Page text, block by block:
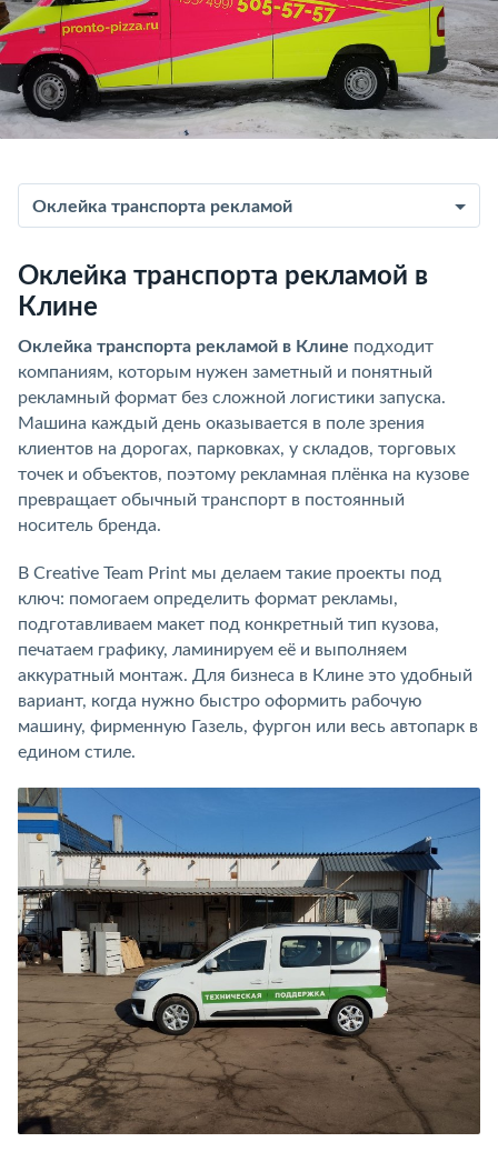
Оклейка транспорта рекламой
Оклейка транспорта рекламой в
Клине
Оклейка транспорта рекламой в Клине подходит
компаниям, которым нужен заметный и понятный
рекламный формат без сложной логистики запуска.
Машина каждый день оказывается в поле зрения
клиентов на дорогах, парковках, у складов, торговых
точек и объектов, поэтому рекламная плёнка на кузове
превращает обычный транспорт в постоянный
носитель бренда.
В Creative Team Print мы делаем такие проекты под
ключ: помогаем определить формат рекламы,
подготавливаем макет под конкретный тип кузова,
печатаем графику, ламинируем её и выполняем
аккуратный монтаж. Для бизнеса в Клине это удобный
вариант, когда нужно быстро оформить рабочую
машину, фирменную Газель, фургон или весь автопарк в
едином стиле.